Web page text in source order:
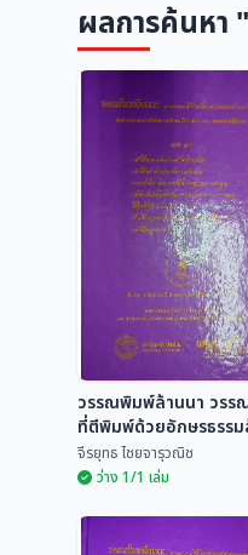
ผลการค้นหา
วรรณพิมพ์ล้านนา วรร
ที่ตีพิมพ์ด้วยอักษรธรรม
60 เล่ม
จีรยุทธ ไชยจารุวณิช
ว่าง 1/1 เล่ม